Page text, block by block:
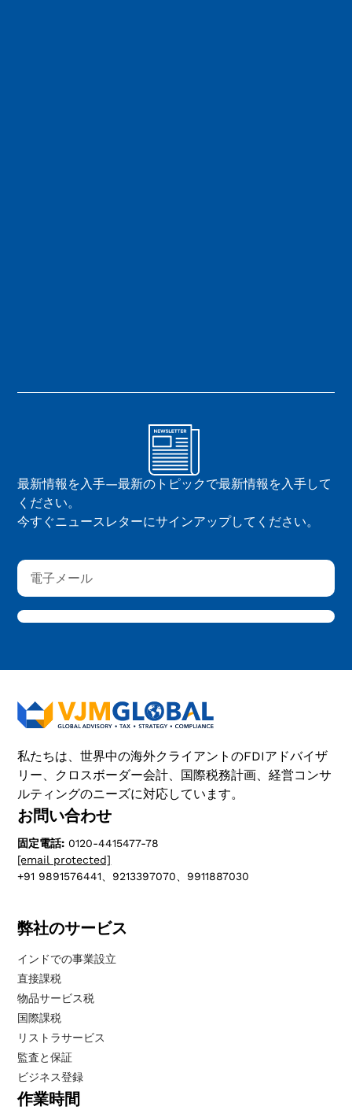
最新情報を入手—最新のトピックで最新情報を入手して
ください。
今すぐニュースレターにサインアップしてください。
私たちは、世界中の海外クライアントのFDIアドバイザ
リー、クロスボーダー会計、国際税務計画、経営コンサ
ルティングのニーズに対応しています。
お問い合わせ
固定電話: 0120-4415477-78
[email protected]
+91 9891576441、9213397070、9911887030
弊社のサービス
インドでの事業設立
直接課税
物品サービス税
国際課税
リストラサービス
監査と保証
ビジネス登録
作業時間